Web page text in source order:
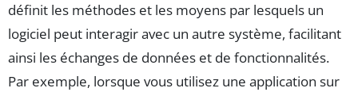
définit les méthodes et les moyens par lesquels un
logiciel peut interagir avec un autre système, facilitant
ainsi les échanges de données et de fonctionnalités.
Par exemple, lorsque vous utilisez une application sur